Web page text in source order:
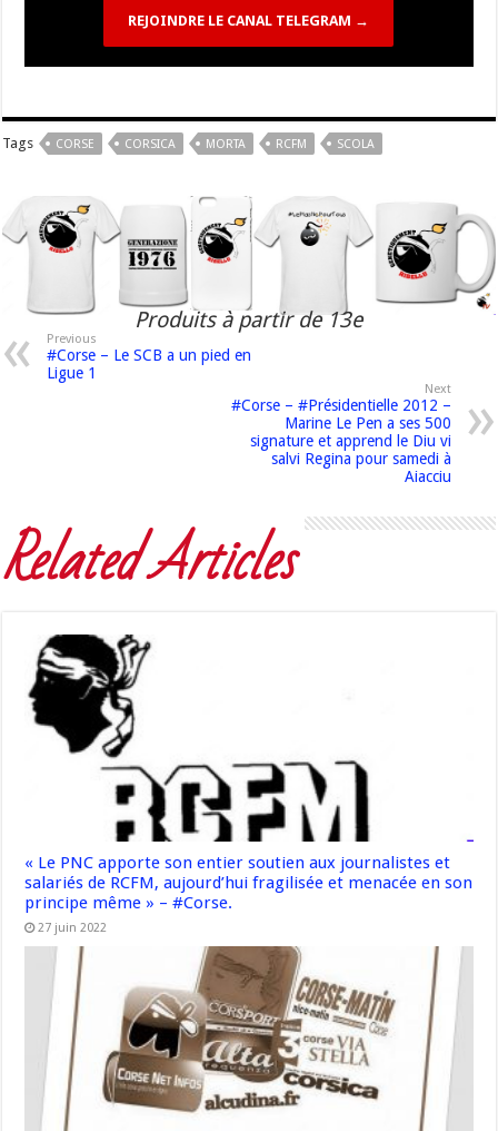
REJOINDRE LE CANAL TELEGRAM →
Tags CORSE CORSICA MORTA RCFM SCOLA
Produits à partir de 13e
Previous
#Corse – Le SCB a un pied en
Ligue 1
Next
#Corse – #Présidentielle 2012 –
Marine Le Pen a ses 500
signature et apprend le Diu vi
salvi Regina pour samedi à
Aiacciu
Related Articles
« Le PNC apporte son entier soutien aux journalistes et
salariés de RCFM, aujourd’hui fragilisée et menacée en son
principe même » – #Corse.
27 juin 2022